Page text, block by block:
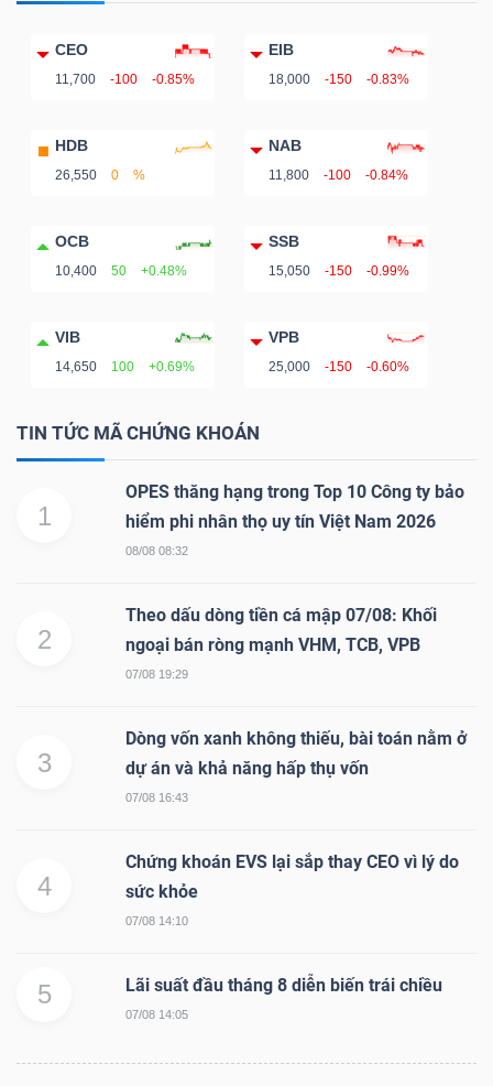
CEO
11,700 -100 -0.85%
EIB
18,000 -150 -0.83%
HDB
26,550 0 %
NAB
11,800 -100 -0.84%
OCB
10,400 50 +0.48%
SSB
15,050 -150 -0.99%
VIB
14,650 100 +0.69%
VPB
25,000 -150 -0.60%
TIN TỨC MÃ CHỨNG KHOÁN
1
OPES thăng hạng trong Top 10 Công ty bảo
hiểm phi nhân thọ uy tín Việt Nam 2026
08/08 08:32
2
Theo dấu dòng tiền cá mập 07/08: Khối
ngoại bán ròng mạnh VHM, TCB, VPB
07/08 19:29
3
Dòng vốn xanh không thiếu, bài toán nằm ở
dự án và khả năng hấp thụ vốn
07/08 16:43
4
Chứng khoán EVS lại sắp thay CEO vì lý do
sức khỏe
07/08 14:10
5 Lãi suất đầu tháng 8 diễn biến trái chiều
07/08 14:05